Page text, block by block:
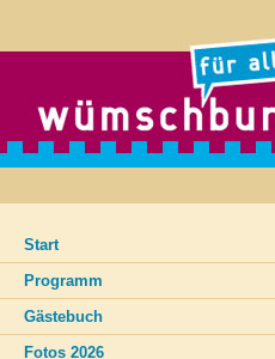
Start
Programm
Gästebuch
Fotos 2026